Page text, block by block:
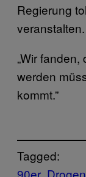
Regierung
veranstalten.
„Wir
werden
kommt.”
Tagged: